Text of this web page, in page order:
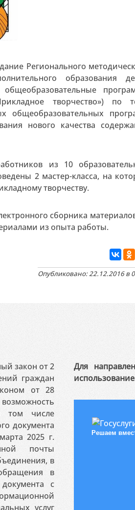
Регионального
образования
творчество») по
общеобразовательных
нового качества
из 10
2 мастер-класса, на
творчеству.
сборника
из опыта работы.
Опубликовано: 22.12.2016 в
закон от 2
граждан
от 28
том числе
документа
2025 г.
почты
в
в
с
услуг
Для
Решаем